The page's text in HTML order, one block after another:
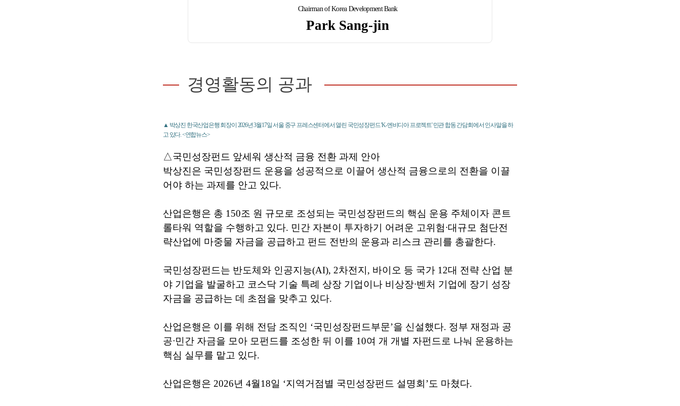
Chairman of Korea Development Bank
Park Sang-jin
경영활동의 공과
▲ 박상진 한국산업은행 회장이 2026년 3월17일 서울 중구 프레스센터에서 열린 국민성장펀드 'K-엔비디아 프로젝트' 민관 합동 간담회에서 인사말을 하
고 있다. <연합뉴스>
△국민성장펀드 앞세워 생산적 금융 전환 과제 안아
박상진은 국민성장펀드 운용을 성공적으로 이끌어 생산적 금융으로의 전환을 이끌
어야 하는 과제를 안고 있다.
산업은행은 총 150조 원 규모로 조성되는 국민성장펀드의 핵심 운용 주체이자 콘트
롤타워 역할을 수행하고 있다. 민간 자본이 투자하기 어려운 고위험ᐧ대규모 첨단전
략산업에 마중물 자금을 공급하고 펀드 전반의 운용과 리스크 관리를 총괄한다.
국민성장펀드는 반도체와 인공지능(AI), 2차전지, 바이오 등 국가 12대 전략 산업 분
야 기업을 발굴하고 코스닥 기술 특례 상장 기업이나 비상장ᐧ벤처 기업에 장기 성장
자금을 공급하는 데 초점을 맞추고 있다.
산업은행은 이를 위해 전담 조직인 ‘국민성장펀드부문’을 신설했다. 정부 재정과 공
공ᐧ민간 자금을 모아 모펀드를 조성한 뒤 이를 10여 개 개별 자펀드로 나눠 운용하는
핵심 실무를 맡고 있다.
산업은행은 2026년 4월18일 ‘지역거점별 국민성장펀드 설명회’도 마쳤다.